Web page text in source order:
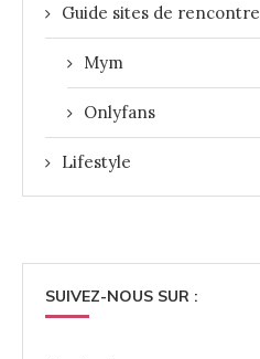
Guide sites de rencontre
Mym
Onlyfans
Lifestyle
SUIVEZ-NOUS SUR :